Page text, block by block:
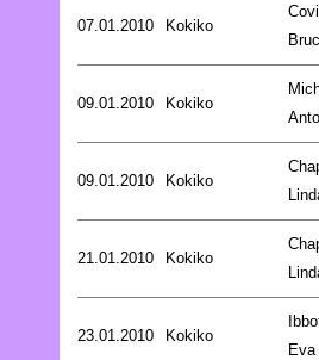
07.01.2010 Kokiko
09.01.2010 Kokiko
09.01.2010 Kokiko
21.01.2010 Kokiko
23.01.2010 Kokiko
Eva